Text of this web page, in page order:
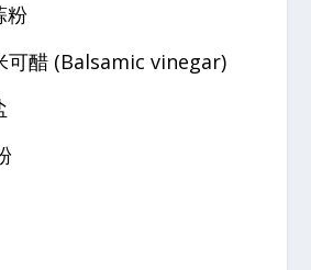
粉
可醋 (Balsamic vinegar)